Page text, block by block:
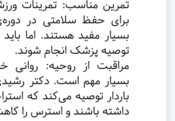
تمرین مناسب: تمرینات
برای حفظ سلامتی در
بسیار مفید هستند. اما
توصیه پزشک انجام شوند.
مراقبت از روحیه: روانی
بسیار مهم است. دکتر
باردار توصیه می‌کند که
داشته باشند و استرس را